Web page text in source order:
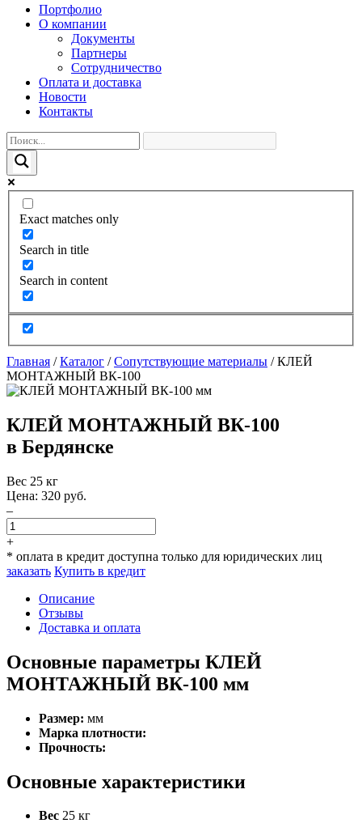
Портфолио
О компании
Документы
Партнеры
Сотрудничество
Оплата и доставка
Новости
Контакты
Exact matches only
Search in title
Search in content
Главная /Каталог /Сопутствующие материалы /КЛЕЙ
МОНТАЖНЫЙ ВК-100
КЛЕЙ МОНТАЖНЫЙ ВК-100
в Бердянске
Вес 25 кг
Цена: 320 руб.
–
+
* оплата в кредит доступна только для юридических лиц
заказать Купить в кредит
Описание
Отзывы
Доставка и оплата
Основные параметры КЛЕЙ
МОНТАЖНЫЙ ВК-100 мм
Размер: мм
Марка плотности:
Прочность:
Основные характеристики
Вес 25 кг